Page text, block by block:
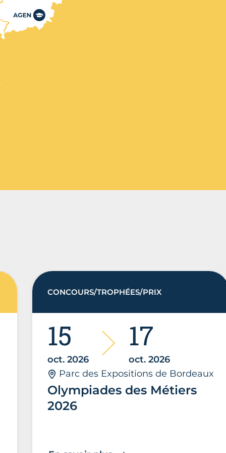
Olympiades des Métiers
2026
15
oct. 2026
17
oct. 2026
Parc des Expositions de Bordeaux
CONCOURS/TROPHÉES/PRIX